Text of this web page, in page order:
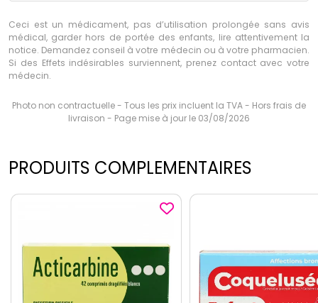
Ceci est un médicament, pas d’utilisation prolongée sans avis
médical, garder hors de portée des enfants, lire attentivement la
notice. Demandez conseil à votre médecin ou à votre pharmacien.
Si des Effets indésirables surviennent, prenez contact avec votre
médecin.
Photo non contractuelle - Tous les prix incluent la TVA - Hors frais de
livraison - Page mise à jour le 03/08/2026
PRODUITS COMPLEMENTAIRES